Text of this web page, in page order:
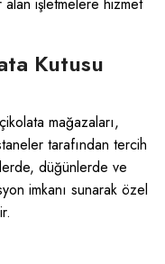
Kutusu
mağazaları,
tarafından tercih
düğünlerde ve
imkanı sunarak özel